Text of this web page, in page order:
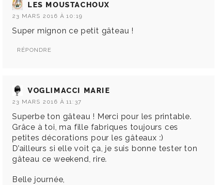
LES MOUSTACHOUX
23 MARS 2016 À 10:19
Super mignon ce petit gâteau !
RÉPONDRE
VOGLIMACCI MARIE
23 MARS 2016 À 11:37
Superbe ton gâteau ! Merci pour les printable.
Grâce à toi, ma fille fabriques toujours ces
petites décorations pour les gâteaux :)
D’ailleurs si elle voit ça, je suis bonne tester ton
gâteau ce weekend, rire.
Belle journée,